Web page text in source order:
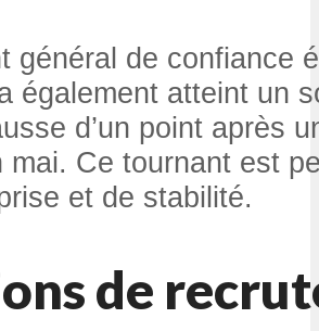
général de confiance
également atteint un
d’un point après
mai. Ce tournant est
et de stabilité.
de